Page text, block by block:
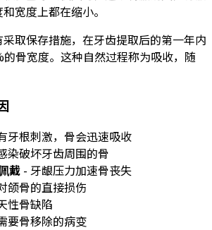
宽度上都在缩小。
取保存措施，在牙齿提取后的第一年内
骨宽度。这种自然过程称为吸收，随
牙根刺激，骨会迅速吸收
染破坏牙齿周围的骨
戴 - 牙龈压力加速骨丧失
颌骨的直接损伤
性骨缺陷
要骨移除的病变